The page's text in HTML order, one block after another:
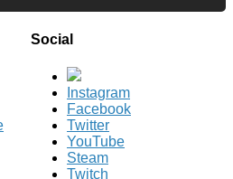
Social
Instagram
Facebook
Twitter
YouTube
Steam
Twitch